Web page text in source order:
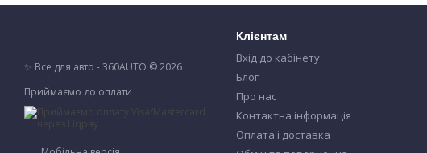
✨ Все для авто - 360AUTO © 2026
Приймаємо до оплати
Клієнтам
Вхід до кабінету
Блог
Про нас
Контактна інформація
Оплата і доставка